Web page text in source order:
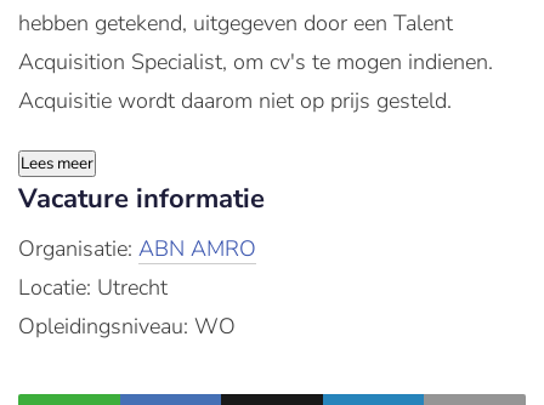
hebben getekend, uitgegeven door een Talent
Acquisition Specialist, om cv's te mogen indienen.
Acquisitie wordt daarom niet op prijs gesteld.
Lees meer
Vacature informatie
Organisatie: ABN AMRO
Locatie: Utrecht
Opleidingsniveau: WO